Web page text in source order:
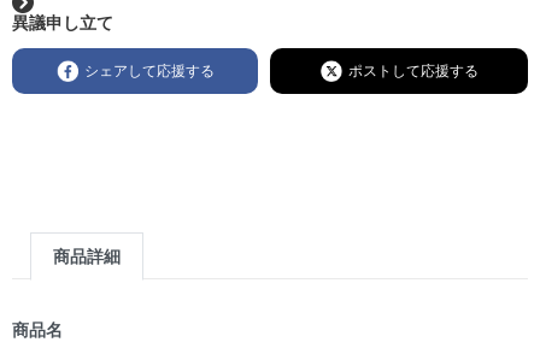
異議申し立て
シェアして応援する ポストして応援する
商品詳細
商品名